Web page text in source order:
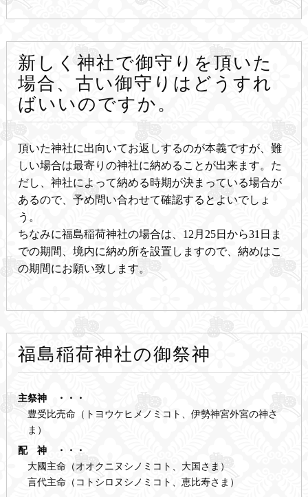
新しく神社で御守りを頂いた
場合、古い御守りはどうすれ
ばいいのですか。
頂いた神社に出向いてお返しするのが本義ですが、難
しい場合は最寄りの神社に納めることが出来ます。た
だし、神社によって納める時期が決まっている場合が
あるので、予め問い合わせて確認するとよいでしょ
う。
ちなみに福島稲荷神社の場合は、12月25日から31日ま
での期間、境内に納め所を設置しますので、納めはこ
の期間にお願い致します。
福島稲荷神社の御祭神
主祭神 ・・・
豊受比売命（トヨウケヒメノミコト、伊勢神宮外宮の神さ
ま）
配 神 ・・・
大國主命（オオクニヌシノミコト、大国さま）
言代主命（コトシロヌシノミコト、恵比寿さま）